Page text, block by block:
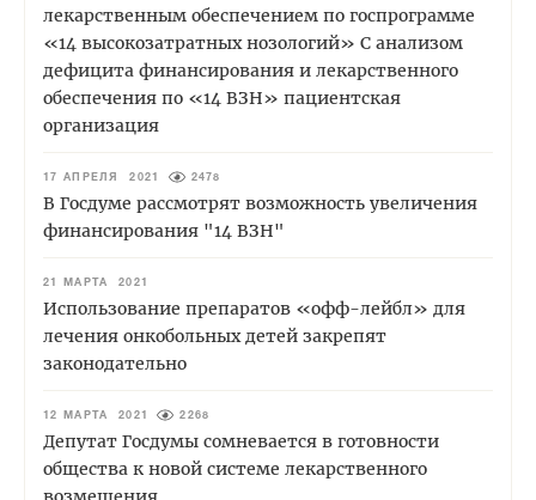
лекарственным обеспечением по госпрограмме
«14 высокозатратных нозологий» С анализом
дефицита финансирования и лекарственного
обеспечения по «14 ВЗН» пациентская
организация
17 АПРЕЛЯ 2021 2478
В Госдуме рассмотрят возможность увеличения
финансирования "14 ВЗН"
21 МАРТА 2021
Использование препаратов «офф-лейбл» для
лечения онкобольных детей закрепят
законодательно
12 МАРТА 2021 2268
Депутат Госдумы сомневается в готовности
общества к новой системе лекарственного